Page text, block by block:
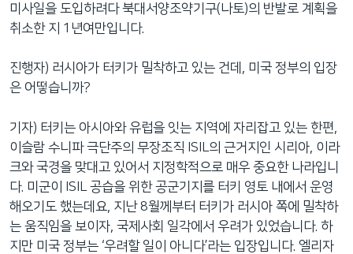
미사일을 도입하려다 북대서양조약기구(나토)의 반발로 계획을
취소한 지 1년여만입니다.
진행자) 러시아가 터키가 밀착하고 있는 건데, 미국 정부의 입장
은 어떻습니까?
기자) 터키는 아시아와 유럽을 잇는 지역에 자리잡고 있는 한편,
이슬람 수니파 극단주의 무장조직 ISIL의 근거지인 시리아, 이라
크와 국경을 맞대고 있어서 지정학적으로 매우 중요한 나라입니
다. 미군이 ISIL 공습을 위한 공군기지를 터키 영토 내에서 운영
해오기도 했는데요, 지난 8월께부터 터키가 러시아 쪽에 밀착하
는 움직임을 보이자, 국제사회 일각에서 우려가 있었습니다. 하
지만 미국 정부는 ‘우려할 일이 아니다’라는 입장입니다. 엘리자